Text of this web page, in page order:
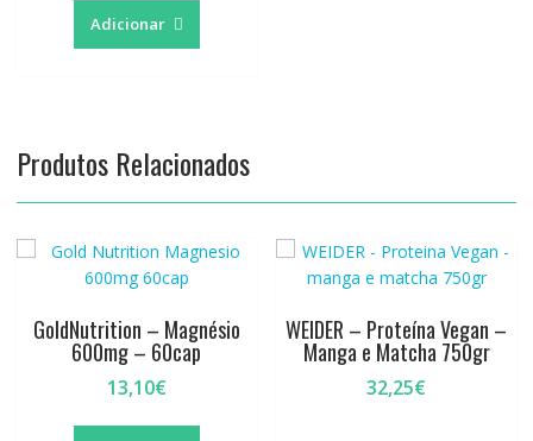
Adicionar
Produtos Relacionados
GoldNutrition – Magnésio
600mg – 60cap
13,10€
WEIDER – Proteína Vegan –
Manga e Matcha 750gr
32,25€